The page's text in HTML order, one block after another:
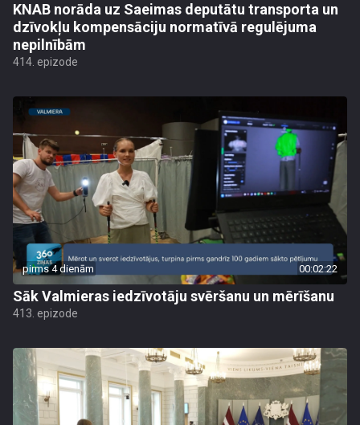
KNAB norāda uz Saeimas deputātu transporta un
dzīvokļu kompensāciju normatīvā regulējuma
nepilnībām
414. epizode
pirms 4 dienām 00:02:22
Sāk Valmieras iedzīvotāju svēršanu un mērīšanu
413. epizode